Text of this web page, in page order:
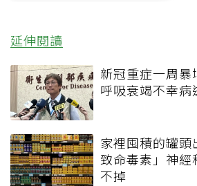
延伸閱讀
新冠重症一周
呼吸衰竭不幸病
家裡囤積的罐
致命毒素」神
不掉